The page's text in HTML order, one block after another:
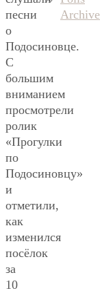
песни
о
Подосиновце.
С
большим
вниманием
просмотрели
ролик
«Прогулки
по
Подосиновцу»
и
отметили,
как
изменился
посёлок
за
10
Archive